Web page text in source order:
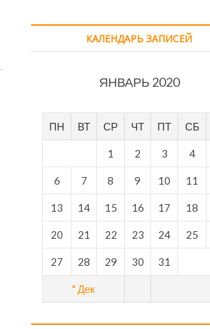
КАЛЕНДАРЬ ЗАПИСЕЙ
ЯНВАРЬ 2020
ПН ВТ СР ЧТ ПТ СБ
" Дек
1 2 3 4
6 7 8 9 10 11
13 14 15 16 17 18
20 21 22 23 24 25
27 28 29 30 31